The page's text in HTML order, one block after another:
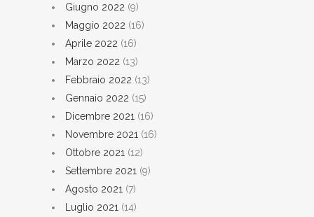
Giugno 2022 (9)
Maggio 2022 (16)
Aprile 2022 (16)
Marzo 2022 (13)
Febbraio 2022 (13)
Gennaio 2022 (15)
Dicembre 2021 (16)
Novembre 2021 (16)
Ottobre 2021 (12)
Settembre 2021 (9)
Agosto 2021 (7)
Luglio 2021 (14)